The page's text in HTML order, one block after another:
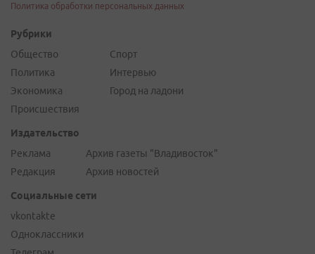
Политика обработки персональных данных
Рубрики
Общество
Политика
Экономика
Происшествия
Спорт
Интервью
Город на ладони
Издательство
Реклама
Редакция
Архив газеты "Владивосток"
Архив новостей
Социальные сети
vkontakte
Одноклассники